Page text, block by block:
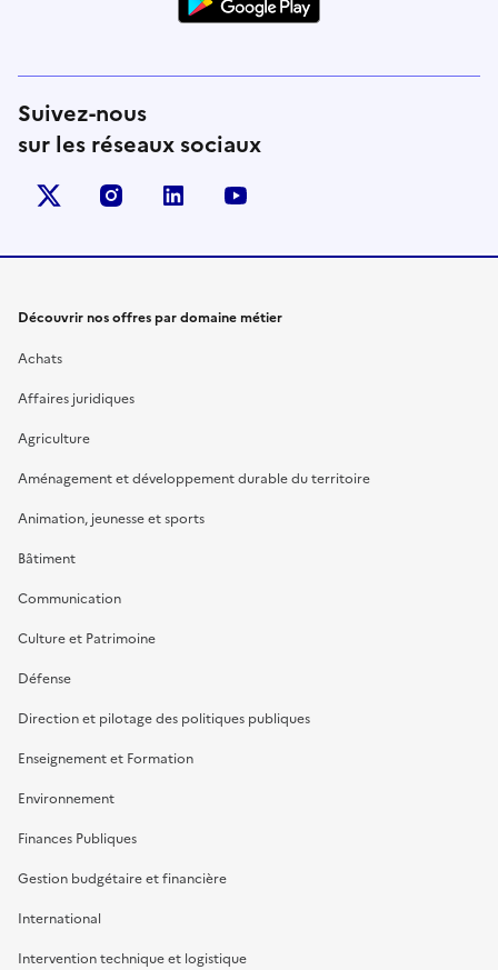
Suivez-nous
sur les réseaux sociaux
X (anciennement Twitter)
instagramlinkedin
Découvrir nos offres par domaine métier
Achats
Affaires juridiques
Agriculture
Aménagement et développement durable du territoire
Animation, jeunesse et sports
Bâtiment
Communication
Culture et Patrimoine
Défense
Direction et pilotage des politiques publiques
Enseignement et Formation
Environnement
Finances Publiques
Gestion budgétaire et financière
International
Intervention technique et logistique